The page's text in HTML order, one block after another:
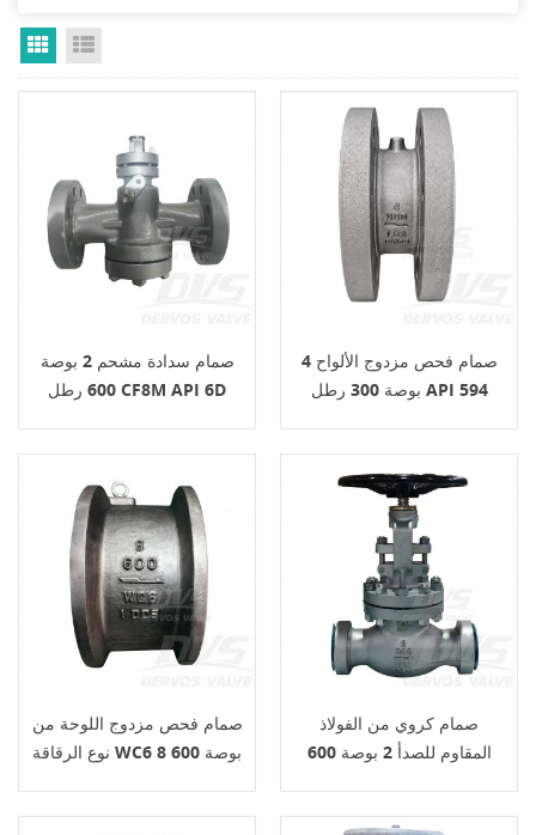
Grid View
صمام سدادة مشحم 2 بوصة
600 رطل CF8M API 6D
صمام فحص مزدوج الألواح 4
بوصة 300 رطل API 594
صمام فحص مزدوج اللوحة من
نوع الرقاقة WC6 8 بوصة 600
صمام كروي من الفولاذ
المقاوم للصدأ 2 بوصة 600